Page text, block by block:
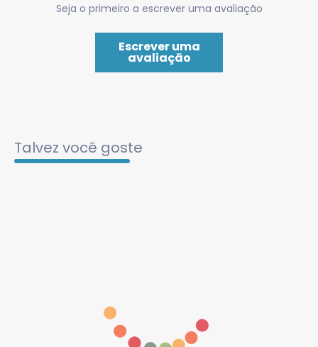
Seja o primeiro a escrever uma avaliação
Escrever uma
avaliação
Talvez você goste